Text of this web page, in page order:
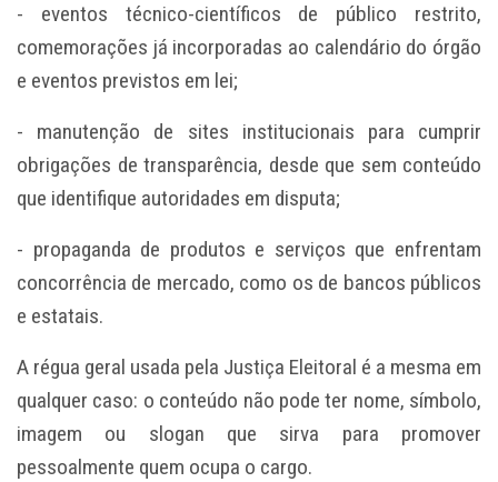
- eventos técnico-científicos de público restrito,
comemorações já incorporadas ao calendário do órgão
e eventos previstos em lei;
- manutenção de sites institucionais para cumprir
obrigações de transparência, desde que sem conteúdo
que identifique autoridades em disputa;
- propaganda de produtos e serviços que enfrentam
concorrência de mercado, como os de bancos públicos
e estatais.
A régua geral usada pela Justiça Eleitoral é a mesma em
qualquer caso: o conteúdo não pode ter nome, símbolo,
imagem ou slogan que sirva para promover
pessoalmente quem ocupa o cargo.